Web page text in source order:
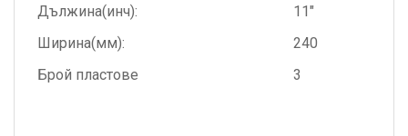
Дължина(инч):
11"
Ширина(мм):
240
Брой пластове
3